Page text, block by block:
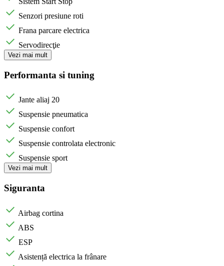
Senzori presiune roti
Frana parcare electrica
Servodirecţie
Vezi mai mult
Performanta si tuning
Jante aliaj 20
Suspensie pneumatica
Suspensie confort
Suspensie controlata electronic
Suspensie sport
Vezi mai mult
Siguranta
Airbag cortina
ABS
ESP
Asistență electrica la frânare